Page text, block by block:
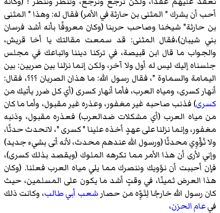
أحب أن يشرك " المثنى بن حارثة في الأمر) فقال له: وهذا " المثنى
بن حارثة" شيخنا وصاحب حربنا (وكان معروفًا بأنه أشد فرسان
بني شيبان)،فقال المثنى: قد سمعت مقالتك يا أخا قريش،
والجواب ما قال ابن قبيصة، في تركنا ديننا واتباعك في مجلس
جلسناه إليك ليس له أول ولا آخر، ولكن إنما نزلنا بين صريين: بين
اليمامة والسماوة "، فقال رسول الله: ما هذان الصريان ؟؟؟، فقال:
أنهار كسرى، ومياه العرب، فأما أنهار كسرى (أي كل ضرر يأتيك من
كسرى) فذنب صاحبه غير مغفور، وعذره غير مقبول، وأما ما كان
من مياه العرب (أي مشكلات ضدالعرب) فعذره مقبول، وذنبه
مغفور، وإنما نزلنا على عهدٍ أخذه علينا " كسرى "، لانحدث حدثًا،
ولا نُؤْوِي محدثًا (ورسول الله عندهم محدث، لأنه أتى بشيء جديد)
وإني لأرى أن هذا الأمر مما تكرهه الملوك (ويقصد بذلك كسرى)،
فإن أحببت أن نؤويك وننصرك مما يلي مياه العرب فعلنا. (وكان
هذا العرض ثمينًا، في وقتٍ أشد ما يكون على المسلمين، حيث
كان رسول الله خارجًا لِتَوِّه من حصار شعب أبي طالب، وكانت ذلك
فيعام الحزن،